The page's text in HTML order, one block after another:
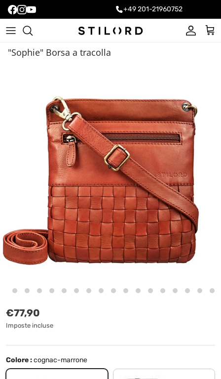
+49 201-21960752
Account
"Sophie" Borsa a tracolla
Prezzo normale
€77,90
Imposte incluse
Colore :cognac-marrone